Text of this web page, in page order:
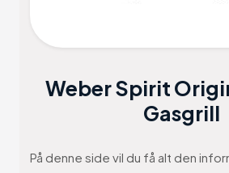
Weber Spirit
Gasgrill
På denne side vil du få alt den